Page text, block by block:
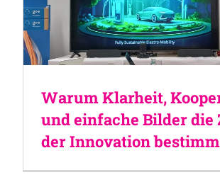
Warum Klarheit,
und einfache Bilder
der Innovation